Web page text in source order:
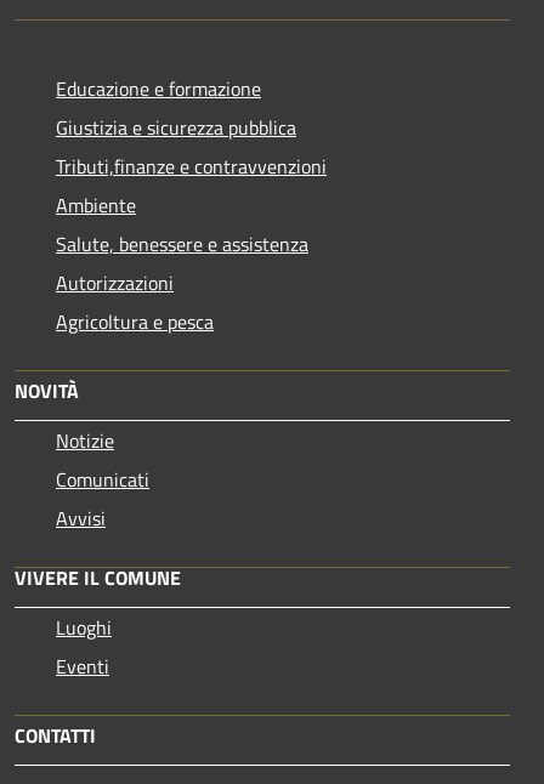
Educazione e formazione
Giustizia e sicurezza pubblica
Tributi,finanze e contravvenzioni
Ambiente
Salute, benessere e assistenza
Autorizzazioni
Agricoltura e pesca
NOVITÀ
Notizie
Comunicati
Avvisi
VIVERE IL COMUNE
Luoghi
Eventi
CONTATTI